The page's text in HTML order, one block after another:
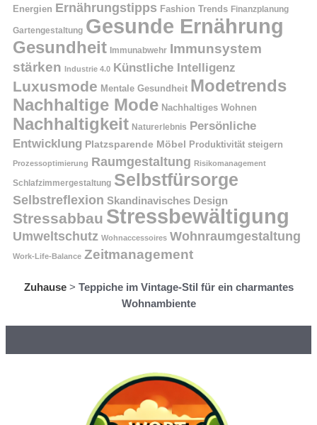
Energien Ernährungstipps Fashion Trends Finanzplanung
Gartengestaltung Gesunde Ernährung
Gesundheit Immunabwehr Immunsystem
stärken
Industrie 4.0 Künstliche Intelligenz
Luxusmode Mentale Gesundheit Modetrends
Nachhaltige Mode Nachhaltiges Wohnen
Nachhaltigkeit Naturerlebnis Persönliche
Entwicklung Platzsparende Möbel Produktivität steigern
Prozessoptimierung Raumgestaltung Risikomanagement
Schlafzimmergestaltung Selbstfürsorge
Selbstreflexion Skandinavisches Design
Stressabbau Stressbewältigung
Umweltschutz Wohnaccessoires Wohnraumgestaltung
Work-Life-Balance Zeitmanagement
Zuhause> Teppiche im Vintage-Stil für ein charmantes
Wohnambiente